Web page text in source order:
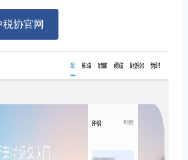
协官网